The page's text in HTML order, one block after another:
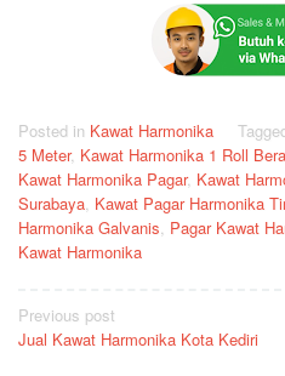
Posted in Kawat Harmonika
5 Meter, Kawat Harmonika 1 Roll
Kawat Harmonika Pagar, Kawat
Surabaya, Kawat Pagar Harmonika
Harmonika Galvanis, Pagar Kawat
Kawat Harmonika
Post
navigation
Previous post
Jual Kawat Harmonika Kota Kediri